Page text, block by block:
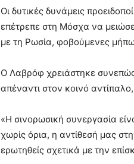
Οι δυτικές δυνάμεις
επέτρεπε στη Μόσχα να
με τη Ρωσία, φοβούμενες
Ο Λαβρόφ χρειάστηκε συνεπώς
απέναντι στον κοινό
«Η σινορωσική συνεργασία
χωρίς όρια, η αντίθεσή μας
ερωτηθείς σχετικά με την